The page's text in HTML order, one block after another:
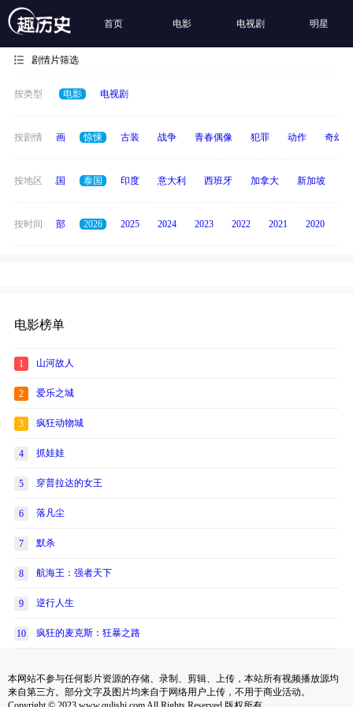
首页 电影 电视剧 明星
剧情片筛选
按类型 电影 电视剧
按剧情
悬疑 动画 惊悚 古装 战争 青春偶像 犯罪 动作 奇幻
按地区
韩国 德国 泰国 印度 意大利 西班牙 加拿大 新加坡
按时间 全部 2026 2025 2024 2023 2022 2021 2020
电影榜单
1 山河故人
2 爱乐之城
3 疯狂动物城
4 抓娃娃
5 穿普拉达的女王
6 落凡尘
7 默杀
8 航海王：强者天下
9 逆行人生
10 疯狂的麦克斯：狂暴之路
本网站不参与任何影片资源的存储、录制、剪辑、上传，本站所有视频播放源均
来自第三方。部分文字及图片均来自于网络用户上传，不用于商业活动。